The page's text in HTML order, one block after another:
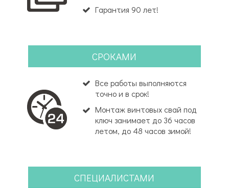
Гарантия 90 лет!
СРОКАМИ
Все работы выполняются
точно и в срок!
Монтаж винтовых свай под
ключ занимает до 36 часов
летом, до 48 часов зимой!
СПЕЦИАЛИСТАМИ